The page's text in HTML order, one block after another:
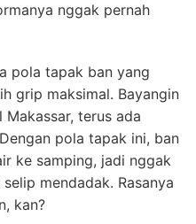
nggak pernah
pola tapak ban yang
grip maksimal. Bayangin
terus ada
pola tapak ini, ban
ke samping, jadi nggak
mendadak. Rasanya
kan?